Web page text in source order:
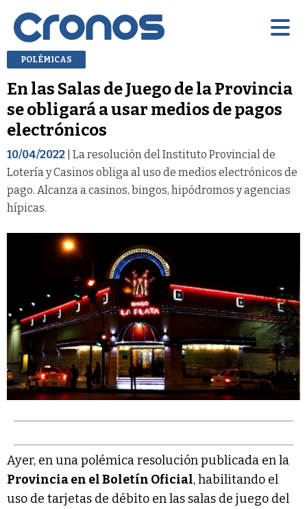
POLÉMICAS
En las Salas de Juego de la Provincia
se obligará a usar medios de pagos
electrónicos
10/04/2022 | La resolución del Instituto Provincial de
Lotería y Casinos obliga al uso de medios electrónicos de
pago. Alcanza a casinos, bingos, hipódromos y agencias
hípicas.
Ayer, en una polémica resolución publicada en la
Provincia en el Boletín Oficial, habilitando el
uso de tarjetas de débito en las salas de juego del